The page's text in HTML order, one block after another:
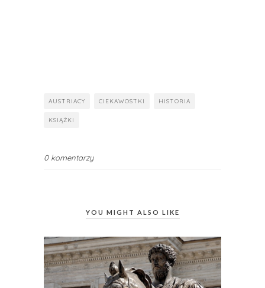
AUSTRIACY CIEKAWOSTKI HISTORIA
KSIĄŻKI
0 komentarzy
YOU MIGHT ALSO LIKE